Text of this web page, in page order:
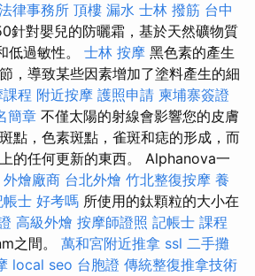
律事務所 頂樓 漏水 士林 撥筋 台中
針對嬰兒的防曬霜，基於天然礦物質
低過敏性。 士林 按摩 黑色素的產生
，導致某些因素增加了塗料產生的細
程 附近按摩 護照申請 柬埔寨簽證
簡章 不僅太陽的射線會影響您的皮膚
點，色素斑點，雀斑和痣的形成，而
的任何更新的東西。 Alphanova一
外燴廠商 台北外燴 竹北整復按摩 養
帳士 好考嗎 所使用的鈦顆粒的大小在
高級外燴 按摩師證照 記帳士 課程
之間。 萬和宮附近推拿 ssl 二手攤
local seo 台胞證 傳統整復推拿技術